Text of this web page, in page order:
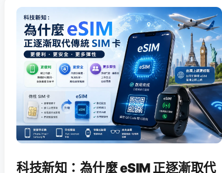
科技新知：為什麼 eSIM 正逐漸取代